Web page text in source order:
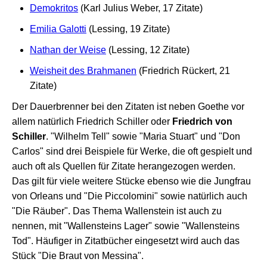
Demokritos (Karl Julius Weber, 17 Zitate)
Emilia Galotti (Lessing, 19 Zitate)
Nathan der Weise (Lessing, 12 Zitate)
Weisheit des Brahmanen (Friedrich Rückert, 21
Zitate)
Der Dauerbrenner bei den Zitaten ist neben Goethe vor
allem natürlich Friedrich Schiller oder Friedrich von
Schiller. "Wilhelm Tell" sowie "Maria Stuart" und "Don
Carlos" sind drei Beispiele für Werke, die oft gespielt und
auch oft als Quellen für Zitate herangezogen werden.
Das gilt für viele weitere Stücke ebenso wie die Jungfrau
von Orleans und "Die Piccolomini" sowie natürlich auch
"Die Räuber". Das Thema Wallenstein ist auch zu
nennen, mit "Wallensteins Lager" sowie "Wallensteins
Tod". Häufiger in Zitatbücher eingesetzt wird auch das
Stück "Die Braut von Messina".